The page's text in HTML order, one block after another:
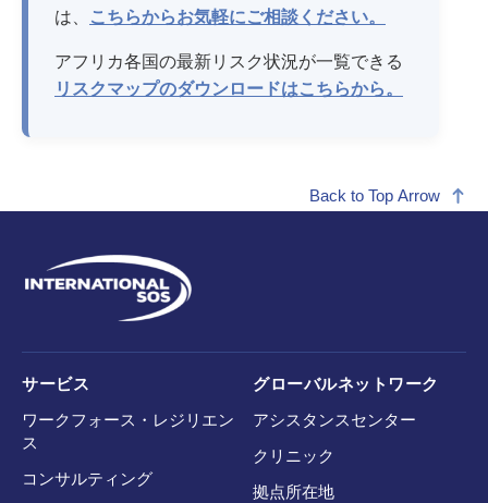
は、
こちらからお気軽にご相談ください。
アフリカ各国の最新リスク状況が一覧できる
リスクマップのダウンロードはこちらから。
Back to Top Arrow
サービス
ワークフォース・レジリエン
ス
コンサルティング
グローバルネットワーク
アシスタンスセンター
クリニック
拠点所在地